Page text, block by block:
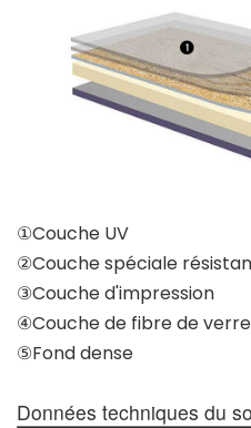
①Couche UV
②Couche spéciale
③Couche d'impression
④Couche de fibre de verre
⑤Fond dense
Données techniques du